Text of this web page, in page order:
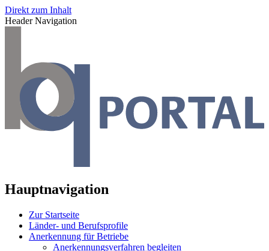
Direkt zum Inhalt
Header Navigation
Hauptnavigation
Zur Startseite
Länder- und Berufsprofile
Anerkennung für Betriebe
Anerkennungsverfahren begleiten